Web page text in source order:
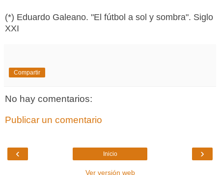
(*) Eduardo Galeano. "El fútbol a sol y sombra". Siglo
XXI
Compartir
No hay comentarios:
Publicar un comentario
‹ ›
Inicio
Ver versión web